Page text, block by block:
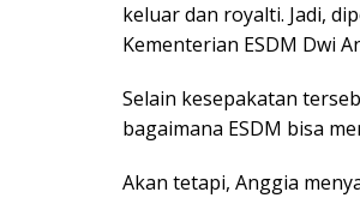
keluar dan royalti. Jadi,
Kementerian ESDM Dwi
Selain kesepakatan
bagaimana ESDM bisa
Akan tetapi, Anggia